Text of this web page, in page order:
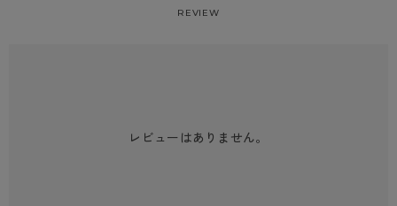
REVIEW
レビューはありません。